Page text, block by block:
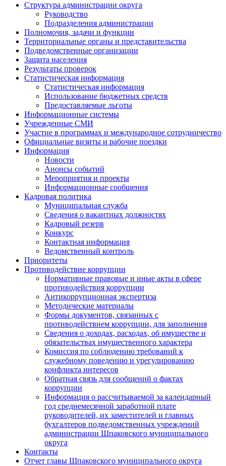
Структура администрации округа
Руководство
Подразделения администрации
Полномочия, задачи и функции
Территориальные органы и представительства
Подведомственные организации
Защита населения
Результаты проверок
Статистическая информация
Статистическая информация
Использование бюджетных средств
Предоставляемые льготы
Информационные системы
Учрежденные СМИ
Участие в программах и международное сотрудничество
Официальные визиты и рабочие поездки
Информация
Новости
Анонсы событий
Мероприятия и проекты
Информационные сообщения
Кадровая политика
Муниципальная служба
Сведения о вакантных должностях
Кадровый резерв
Конкурс
Контактная информация
Ведомственный контроль
Приоритеты
Противодействие коррупции
Нормативные правовые и иные акты в сфере
противодействия коррупции
Антикоррупционная экспертиза
Методические материалы
Формы документов, связанных с
противодействием коррупции, для заполнения
Сведения о доходах, расходах, об имуществе и
обязательствах имущественного характера
Комиссия по соблюдению требований к
служебному поведению и урегулированию
конфликта интересов
Обратная связь для сообщений о фактах
коррупции
Информация о рассчитываемой за календарный
год среднемесячной заработной плате
руководителей, их заместителей и главных
бухгалтеров подведомственных учреждений
администрации Шпаковского муниципального
округа
Контакты
Отчет главы Шпаковского муниципального округа